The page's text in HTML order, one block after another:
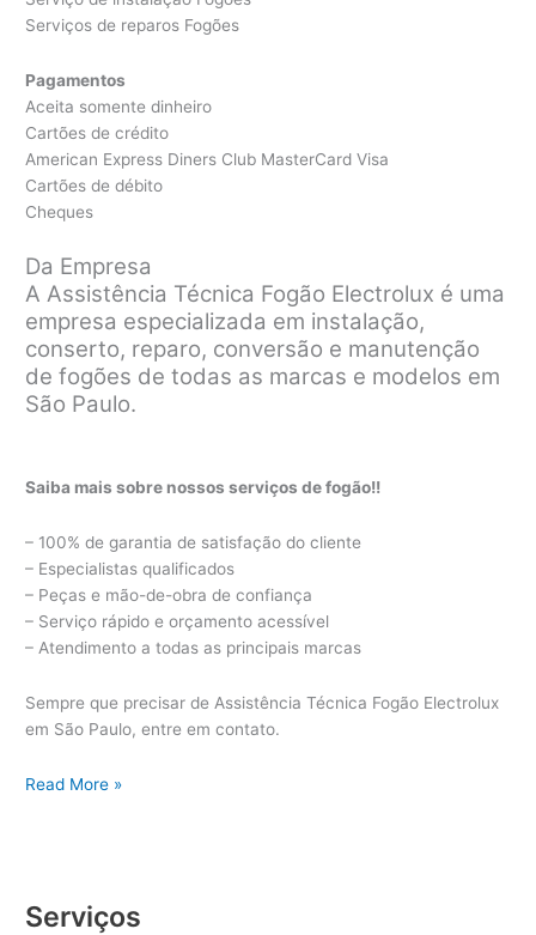
Serviços de reparos Fogões
Pagamentos
Aceita somente dinheiro
Cartões de crédito
American Express Diners Club MasterCard Visa
Cartões de débito
Cheques
Da Empresa
A Assistência Técnica Fogão Electrolux é uma
empresa especializada em instalação,
conserto, reparo, conversão e manutenção
de fogões de todas as marcas e modelos em
São Paulo.
Saiba mais sobre nossos serviços de fogão!!
– 100% de garantia de satisfação do cliente
– Especialistas qualificados
– Peças e mão-de-obra de confiança
– Serviço rápido e orçamento acessível
– Atendimento a todas as principais marcas
Sempre que precisar de Assistência Técnica Fogão Electrolux
em São Paulo, entre em contato.
Assistência
Read More »
Serviços